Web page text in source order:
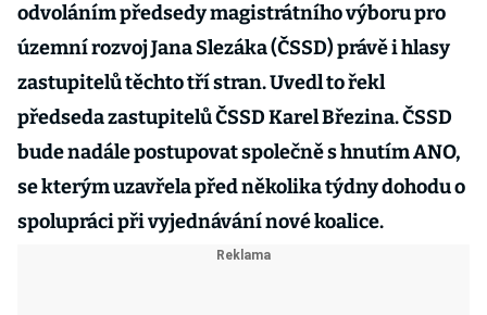
odvoláním předsedy magistrátního výboru pro
územní rozvoj Jana Slezáka (ČSSD) právě i hlasy
zastupitelů těchto tří stran. Uvedl to řekl
předseda zastupitelů ČSSD Karel Březina. ČSSD
bude nadále postupovat společně s hnutím ANO,
se kterým uzavřela před několika týdny dohodu o
spolupráci při vyjednávání nové koalice.